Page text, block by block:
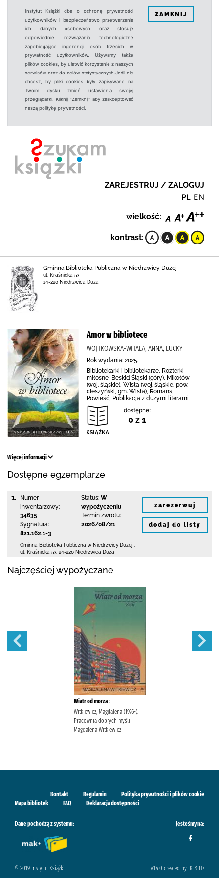
Instytut Książki dba o ochronę prywatności
użytkowników i bezpieczeństwo przetwarzania
ich danych osobowych oraz stosuje
odpowiednie rozwiązania technologiczne
zapobiegające ingerencji osób trzecich w
prywatność użytkowników. Używamy także
plików cookies, by ułatwić korzystanie z naszych
serwisów oraz do celów statystycznych.Jeśli nie
chcesz, by pliki cookies były zapisywane na
Twoim dysku zmień ustawienia swojej
przeglądarki. Kliknij "Zamknij" aby zaakceptować
naszą politykę prywatności.
ZAMKNIJ
ZAREJESTRUJ / ZALOGUJ
PL EN
wielkość:
kontrast:
Gminna Biblioteka Publiczna w Niedrzwicy Dużej
ul. Kraśnicka 53
24-220 Niedrzwica Duża
Amor w bibliotece
WOJTKOWSKA-WITALA, ANNA, LUCKY
Rok wydania: 2025.
Bibliotekarki i bibliotekarze, Rozterki
miłosne, Beskid Śląski (góry), Mikołów
(woj. śląskie), Wisła (woj. śląskie, pow.
cieszyński, gm. Wisła), Romans,
Powieść, Publikacja z dużymi literami
dostępne:
0 z 1
Więcej informacji
Dostępne egzemplarze
1.
Numer
inwentarzowy:
34635
Sygnatura:
821.162.1-3
Status: W
wypożyczeniu
Termin zwrotu:
2026/08/21
Gminna Biblioteka Publiczna w Niedrzwicy Dużej
ul. Kraśnicka 53 24-220 Niedrzwica Duża
zarezerwuj
dodaj do listy
Najczęściej wypożyczane
Wiatr od morza :
Witkiewicz, Magdalena (1976-).
Pracownia dobrych myśli
Magdalena Witkiewicz
Kontakt Regulamin
Polityka prywatności i plików cookie
Mapa bibliotek
FAQ Deklaracja dostępności
Dane pochodzą z systemu: Jesteśmy na:
© 2019 Instytut Książki v.1.4.0 created by IK & H7